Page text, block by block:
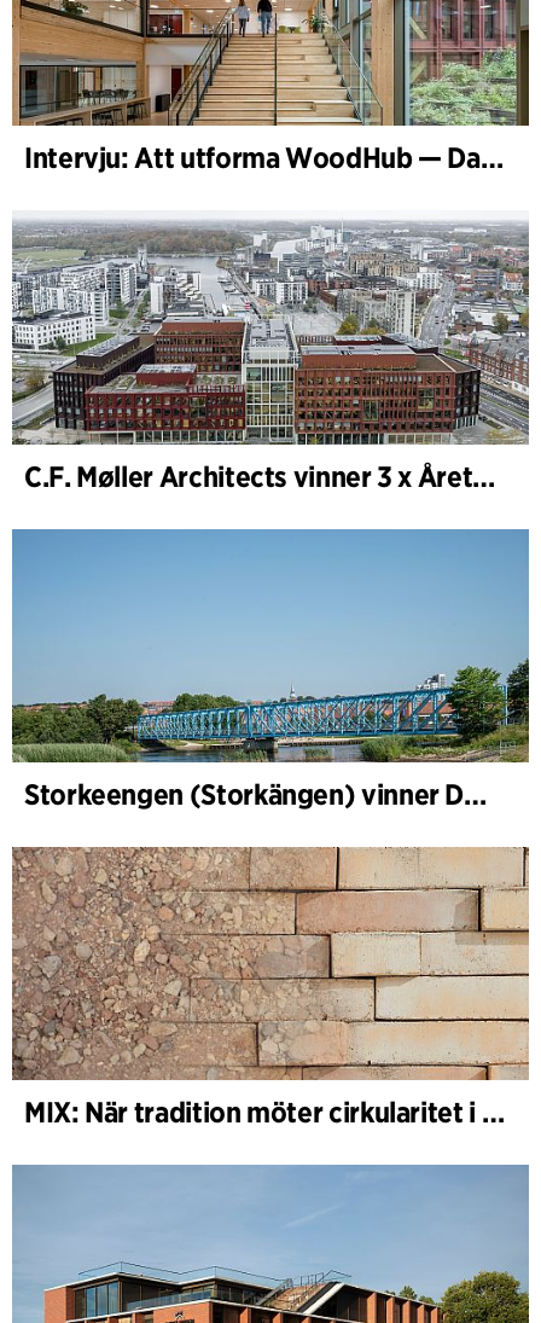
Intervju: Att utforma WoodHub — Danmarks största träbyggnad
C.F. Møller Architects vinner 3 x Årets Byggnad 2025
Storkeengen (Storkängen) vinner DANVAs Klimatpris 2025 och bygger vidare på ett tidigare arkitektoniskt erkännande
MIX: När tradition möter cirkularitet i arkitekturen